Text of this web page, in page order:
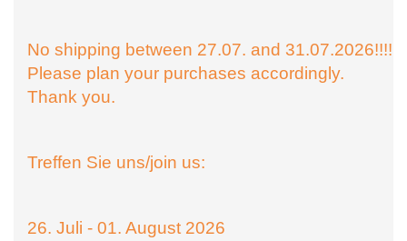
No shipping between 27.07. and 31.07.2026!!!!
Please plan your purchases accordingly.
Thank you.
Treffen Sie uns/join us:
26. Juli - 01. August 2026